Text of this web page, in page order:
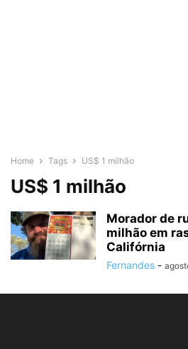
Home Tags US$ 1 milhão
US$ 1 milhão
Morador de
milhão em
Califórnia
Fernandes -